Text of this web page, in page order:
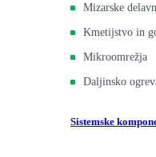
Mizarske
Kmetijstvo in
Mikroomrežja
Daljinsko
Sistemske